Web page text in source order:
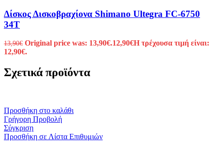
Δίσκος Δισκοβραχίονα Shimano Ultegra FC-6750
34T
13,90€ Original price was: 13,90€.12,90€Η τρέχουσα τιμή είναι:
12,90€.
Σχετικά προϊόντα
Προσθήκη στο καλάθι
Γρήγορη Προβολή
Σύγκριση
Προσθήκη σε Λίστα Επιθυμιών